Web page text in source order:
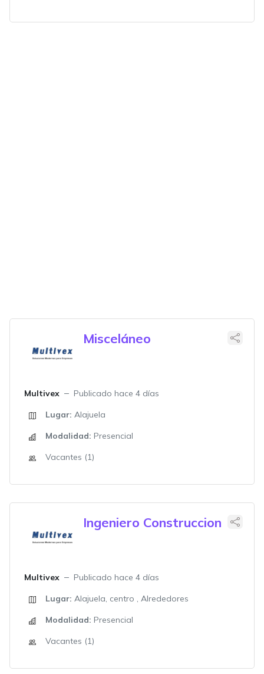
Misceláneo
Multivex
Publicado hace 4 días
Lugar: Alajuela
Modalidad: Presencial
Vacantes (1)
Ingeniero Construccion
Multivex
Publicado hace 4 días
Lugar: Alajuela, centro , Alrededores
Modalidad: Presencial
Vacantes (1)